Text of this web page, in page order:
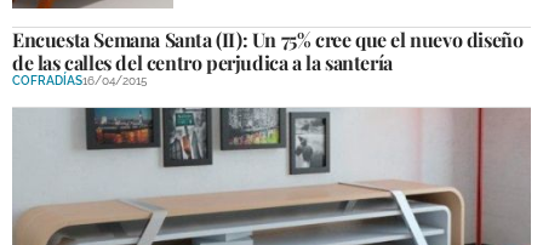
Encuesta Semana Santa (II): Un 75% cree que el nuevo diseño
de las calles del centro perjudica a la santería
COFRADÍAS16/04/2015